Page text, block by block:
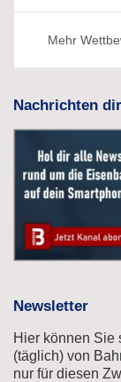
Mehr
Nachrichten
Newsletter
Hier können Sie
(täglich) von
nur für diesen